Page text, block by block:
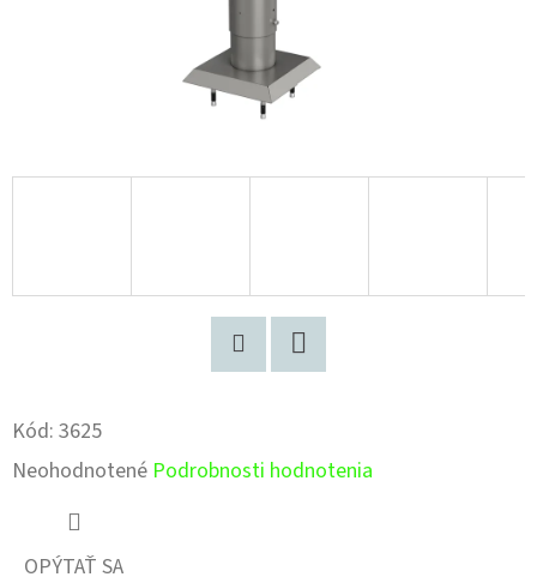
Kód: 3625
Priemerné
hodnotenie
produktu
Neohodnotené Podrobnosti hodnotenia
OPÝTAŤ SA